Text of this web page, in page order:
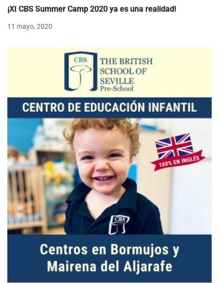
¡XI CBS Summer Camp 2020 ya es una realidad!
11 mayo, 2020